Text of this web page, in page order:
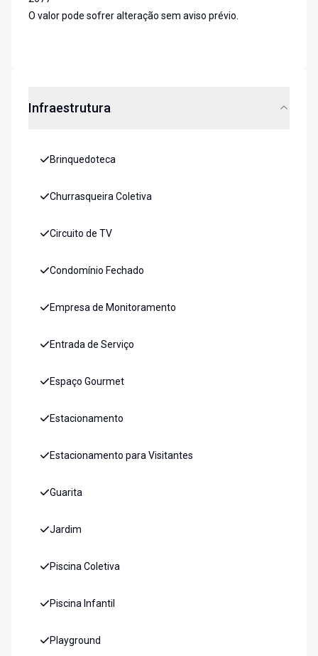
O valor pode sofrer alteração sem aviso prévio.
Infraestrutura
Brinquedoteca
Churrasqueira Coletiva
Circuito de TV
Condomínio Fechado
Empresa de Monitoramento
Entrada de Serviço
Espaço Gourmet
Estacionamento
Estacionamento para Visitantes
Guarita
Jardim
Piscina Coletiva
Piscina Infantil
Playground